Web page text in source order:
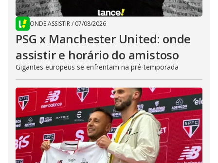
ONDE ASSISTIR/ 07/08/2026
PSG x Manchester United: onde
assistir e horário do amistoso
Gigantes europeus se enfrentam na pré-temporada